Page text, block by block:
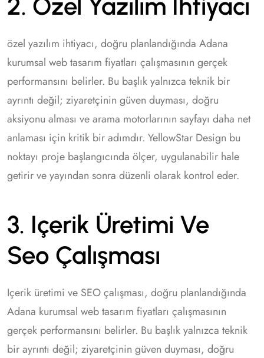
2. Özel Yazılım Ihtiyacı
özel yazılım ihtiyacı, doğru planlandığında Adana
kurumsal web tasarım fiyatları çalışmasının gerçek
performansını belirler. Bu başlık yalnızca teknik bir
ayrıntı değil; ziyaretçinin güven duyması, doğru
aksiyonu alması ve arama motorlarının sayfayı daha net
anlaması için kritik bir adımdır. YellowStar Design bu
noktayı proje başlangıcında ölçer, uygulanabilir hale
getirir ve yayından sonra düzenli olarak kontrol eder.
3. Içerik Üretimi Ve
Seo Çalışması
Içerik üretimi ve SEO çalışması, doğru planlandığında
Adana kurumsal web tasarım fiyatları çalışmasının
gerçek performansını belirler. Bu başlık yalnızca teknik
bir ayrıntı değil; ziyaretçinin güven duyması, doğru